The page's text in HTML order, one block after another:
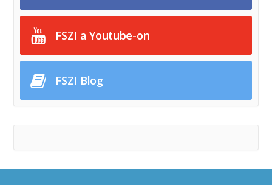
FSZI a Youtube-on
FSZI Blog